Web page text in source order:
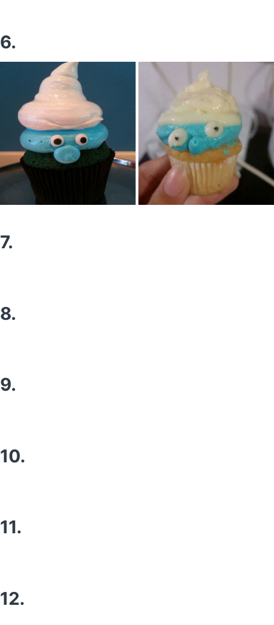
6.
7.
8.
9.
10.
11.
12.